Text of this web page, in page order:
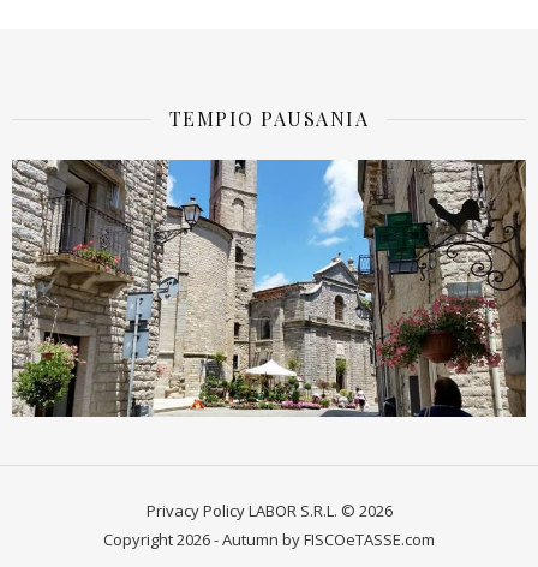
TEMPIO PAUSANIA
Privacy PolicyLABOR S.R.L. © 2026
Copyright 2026 - Autumn by FISCOeTASSE.com